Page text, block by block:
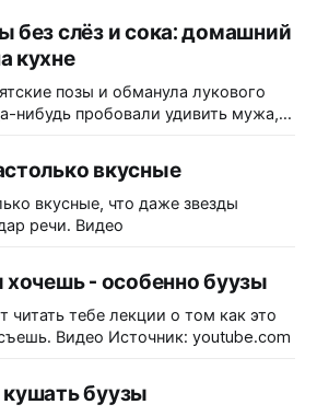
мясным соком, с тонкой
тает во рту. Это не просто
сибирских вкусов, неожиданно
метрополии.
без слёз и сока: домашний
кухне
позы и обманула лукового
позочек! Бурятские
да ещё и без лука – миссия
если ваш ребёнок —
вкусные
вкусные, что даже звезды
Голливуда теряют дар речи. Видео
хочешь - особенно буузы
читать тебе лекции о том как это
вредно - его тоже съешь. Видео Источник: youtube.com
кушать буузы